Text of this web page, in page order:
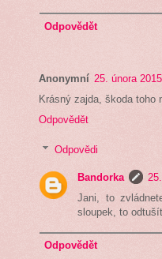
Odpovědět
Anonymní 25. února
Krásný zajda, škoda toho
Odpovědět
Odpovědi
Bandorka
Jani, to
sloupek, to
Odpovědět